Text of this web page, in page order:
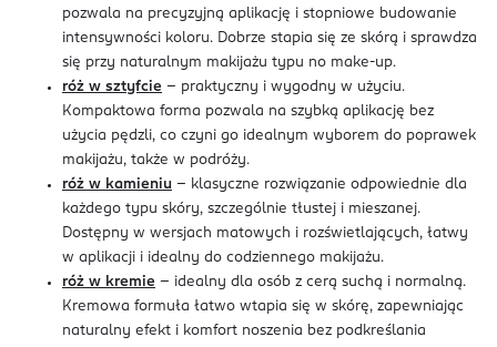
pozwala na precyzyjną aplikację i stopniowe budowanie
intensywności koloru. Dobrze stapia się ze skórą i sprawdza
się przy naturalnym makijażu typu no make-up.
róż w sztyfcie – praktyczny i wygodny w użyciu.
Kompaktowa forma pozwala na szybką aplikację bez
użycia pędzli, co czyni go idealnym wyborem do poprawek
makijażu, także w podróży.
róż w kamieniu – klasyczne rozwiązanie odpowiednie dla
każdego typu skóry, szczególnie tłustej i mieszanej.
Dostępny w wersjach matowych i rozświetlających, łatwy
w aplikacji i idealny do codziennego makijażu.
róż w kremie – idealny dla osób z cerą suchą i normalną.
Kremowa formuła łatwo wtapia się w skórę, zapewniając
naturalny efekt i komfort noszenia bez podkreślania